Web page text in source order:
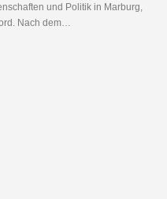
und Politik in Marburg,
Nach dem…